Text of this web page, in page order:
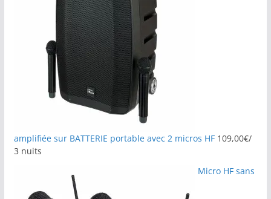
amplifiée sur BATTERIE portable avec 2 micros HF 109,00€/
3 nuits
Micro HF sans